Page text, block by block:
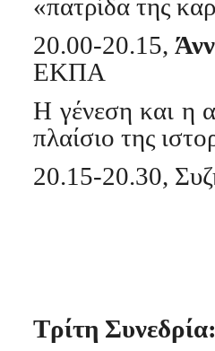
«πατρίδα της
20.00-20.15,
ΕΚΠΑ
Η γένεση και η
πλαίσιο της
20.15-20.30,
Τρίτη